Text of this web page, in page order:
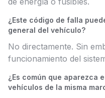
¿Este código de falla
general del vehículo?
No directamente. Sin
funcionamiento del
¿Es común que aparezca
vehículos de la misma